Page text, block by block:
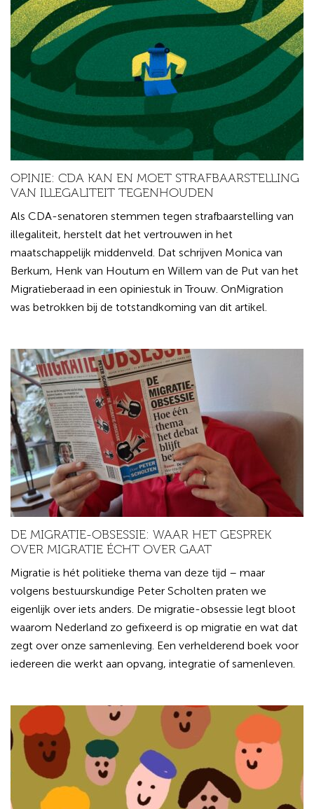
OPINIE: CDA KAN EN MOET STRAFBAARSTELLING
VAN ILLEGALITEIT TEGENHOUDEN
Als CDA-senatoren stemmen tegen strafbaarstelling van
illegaliteit, herstelt dat het vertrouwen in het
maatschappelijk middenveld. Dat schrijven Monica van
Berkum, Henk van Houtum en Willem van de Put van het
Migratieberaad in een opiniestuk in Trouw. OnMigration
was betrokken bij de totstandkoming van dit artikel.
DE MIGRATIE-OBSESSIE: WAAR HET GESPREK
OVER MIGRATIE ÉCHT OVER GAAT
Migratie is hét politieke thema van deze tijd – maar
volgens bestuurskundige Peter Scholten praten we
eigenlijk over iets anders. De migratie-obsessie legt bloot
waarom Nederland zo gefixeerd is op migratie en wat dat
zegt over onze samenleving. Een verhelderend boek voor
iedereen die werkt aan opvang, integratie of samenleven.